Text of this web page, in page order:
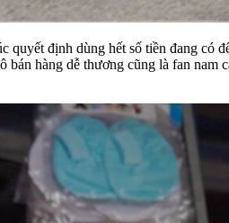
định dùng hết số tiền đang có
hàng dễ thương cũng là fan